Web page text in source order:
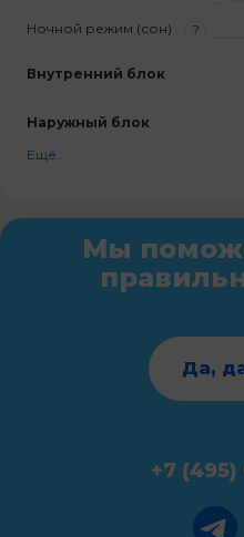
Ночной режим (сон) ?
Внутренний блок
Наружный блок
Ещё...
Мы
Да,
+7 (495)